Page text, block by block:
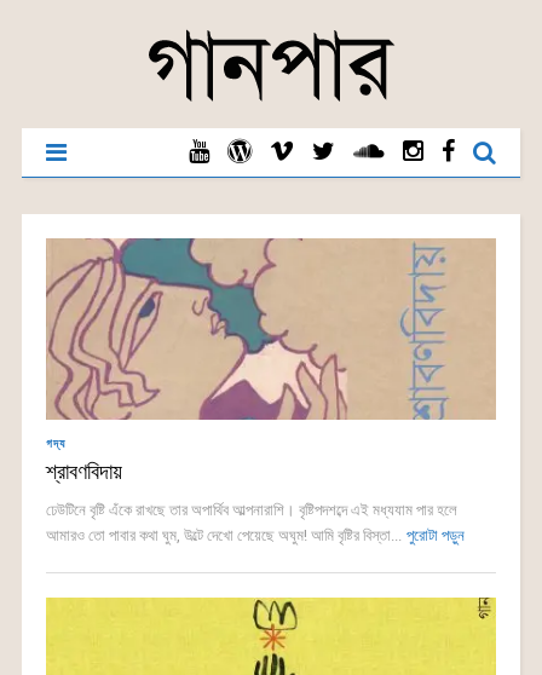
গদ্য
শ্রাবণবিদায়
ঢেউটিনে বৃষ্টি এঁকে রাখছে তার অপার্থিব আল্পনারাশি। বৃষ্টিপদশব্দে এই মধ্যযাম পার হলে
আমারও তো পাবার কথা ঘুম, উল্টে দেখো পেয়েছে অঘুম! আমি বৃষ্টির বিস্তা... পুরোটা পড়ুন